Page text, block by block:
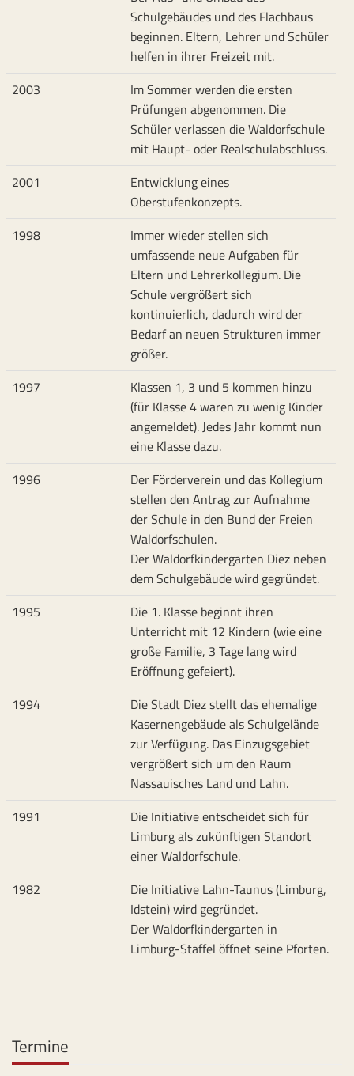
Schulgebäudes und des Flachbaus
beginnen. Eltern, Lehrer und Schüler
helfen in ihrer Freizeit mit.
2003
Im Sommer werden die ersten
Prüfungen abgenommen. Die
Schüler verlassen die Waldorfschule
mit Haupt- oder Realschulabschluss.
2001
Entwicklung eines
Oberstufenkonzepts.
1998
Immer wieder stellen sich
umfassende neue Aufgaben für
Eltern und Lehrerkollegium. Die
Schule vergrößert sich
kontinuierlich, dadurch wird der
Bedarf an neuen Strukturen immer
größer.
1997
Klassen 1, 3 und 5 kommen hinzu
(für Klasse 4 waren zu wenig Kinder
angemeldet). Jedes Jahr kommt nun
eine Klasse dazu.
1996
Der Förderverein und das Kollegium
stellen den Antrag zur Aufnahme
der Schule in den Bund der Freien
Waldorfschulen.
Der Waldorfkindergarten Diez neben
dem Schulgebäude wird gegründet.
1995
Die 1. Klasse beginnt ihren
Unterricht mit 12 Kindern (wie eine
große Familie, 3 Tage lang wird
Eröffnung gefeiert).
1994
Die Stadt Diez stellt das ehemalige
Kasernengebäude als Schulgelände
zur Verfügung. Das Einzugsgebiet
vergrößert sich um den Raum
Nassauisches Land und Lahn.
1991
Die Initiative entscheidet sich für
Limburg als zukünftigen Standort
einer Waldorfschule.
1982
Die Initiative Lahn-Taunus (Limburg,
Idstein) wird gegründet.
Der Waldorfkindergarten in
Limburg-Staffel öffnet seine Pforten.
Termine